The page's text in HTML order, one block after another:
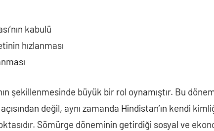
kabulü
hızlanması
şekillenmesinde büyük bir rol oynamıştır. Bu
değil, aynı zamanda Hindistan’ın kendi
Sömürge döneminin getirdiği sosyal ve